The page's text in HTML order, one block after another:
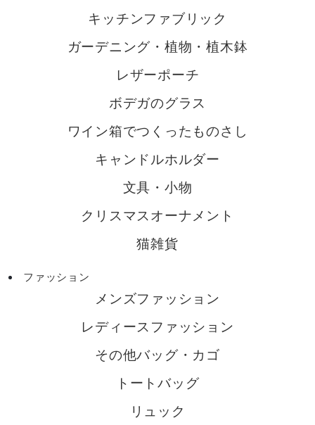
キッチンファブリック
ガーデニング・植物・植木鉢
レザーポーチ
ボデガのグラス
ワイン箱でつくったものさし
キャンドルホルダー
文具・小物
クリスマスオーナメント
猫雑貨
ファッション
メンズファッション
レディースファッション
その他バッグ・カゴ
トートバッグ
リュック